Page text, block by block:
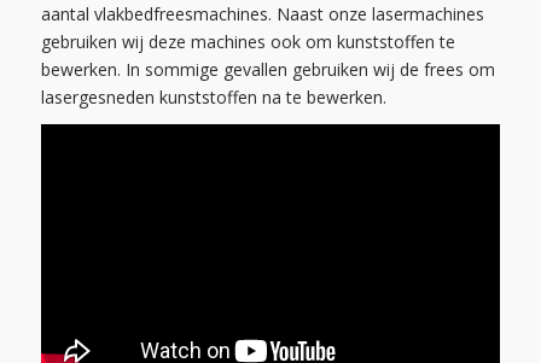
aantal vlakbedfreesmachines. Naast onze lasermachines
gebruiken wij deze machines ook om kunststoffen te
bewerken. In sommige gevallen gebruiken wij de frees om
lasergesneden kunststoffen na te bewerken.